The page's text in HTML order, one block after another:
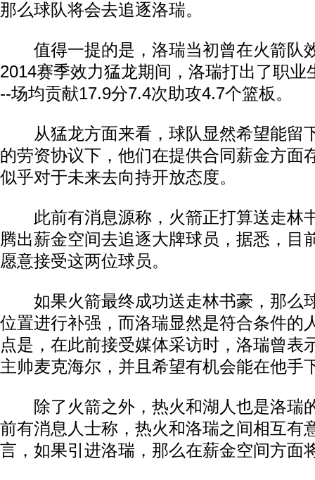
那么球队将会去追逐洛瑞。
值得一提的是，洛瑞当初曾在火箭队
2014赛季效力猛龙期间，洛瑞打出了职业
--场均贡献17.9分7.4次助攻4.7个篮板。
从猛龙方面来看，球队显然希望能留
的劳资协议下，他们在提供合同薪金方面
似乎对于未来去向持开放态度。
此前有消息源称，火箭正打算送走林
腾出薪金空间去追逐大牌球员，据悉，目
愿意接受这两位球员。
如果火箭最终成功送走林书豪，那么
位置进行补强，而洛瑞显然是符合条件的
点是，在此前接受媒体采访时，洛瑞曾表
主帅麦克海尔，并且希望有机会能在他手
除了火箭之外，热火和湖人也是洛瑞
前有消息人士称，热火和洛瑞之间相互有
言，如果引进洛瑞，那么在薪金空间方面